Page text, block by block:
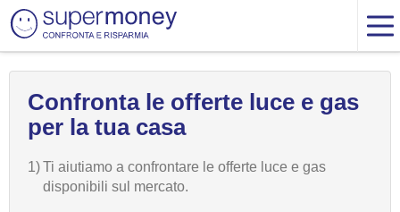
Confronta le offerte luce e gas
per la tua casa
1)Ti aiutiamo a confrontare le offerte luce e gas
disponibili sul mercato.